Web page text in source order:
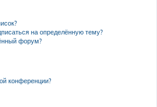
на определённую тему?
форум?
конференции?